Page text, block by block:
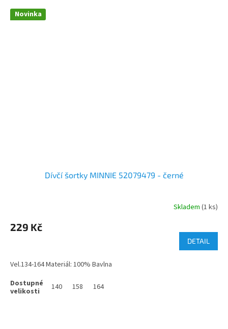
Novinka
Dívčí šortky MINNIE 52079479 - černé
Skladem (1 ks)
229 Kč
DETAIL
Vel.134-164 Materiál: 100% Bavlna
140 158 164